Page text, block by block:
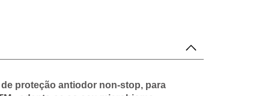
proteção antiodor non-stop, para